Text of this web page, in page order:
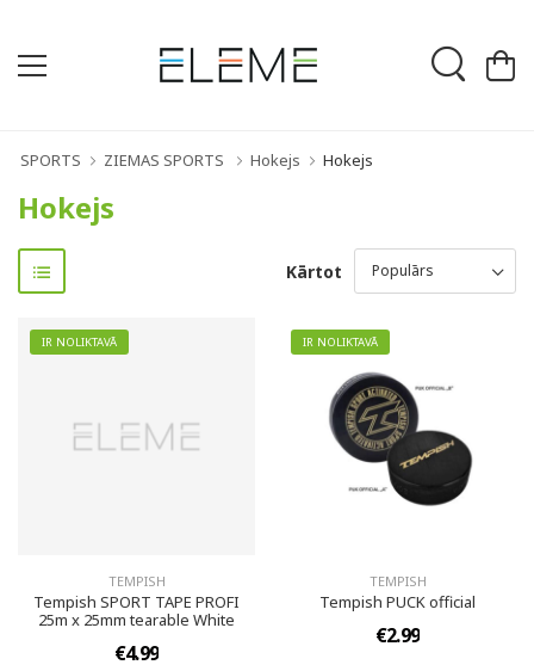
SPORTS ZIEMAS SPORTS Hokejs Hokejs
Hokejs
Kārtot
IR NOLIKTAVĀ
TEMPISH
Tempish SPORT TAPE PROFI
25m x 25mm tearable White
€4.99
IR NOLIKTAVĀ
TEMPISH
Tempish PUCK official
€2.99